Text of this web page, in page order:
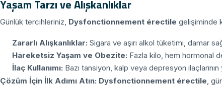
Yaşam Tarzı ve Alışkanlıklar
Günlük tercihleriniz, Dysfonctionnement érectile gelişiminde
Zararlı Alışkanlıklar: Sigara ve aşırı alkol tüketimi, damar
Hareketsiz Yaşam ve Obezite: Fazla kilo, hem hormonal
İlaç Kullanımı: Bazı tansiyon, kalp veya depresyon
Çözüm İçin İlk Adımı Atın: Dysfonctionnement érectile,